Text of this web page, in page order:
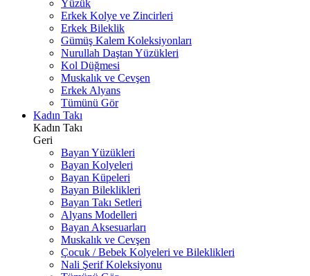
Yüzük
Erkek Kolye ve Zincirleri
Erkek Bileklik
Gümüş Kalem Koleksiyonları
Nurullah Daştan Yüzükleri
Kol Düğmesi
Muskalık ve Cevşen
Erkek Alyans
Tümünü Gör
Kadın Takı
Kadın Takı
Geri
Bayan Yüzükleri
Bayan Kolyeleri
Bayan Küpeleri
Bayan Bileklikleri
Bayan Takı Setleri
Alyans Modelleri
Bayan Aksesuarları
Muskalık ve Cevşen
Çocuk / Bebek Kolyeleri ve Bileklikleri
Nali Şerif Koleksiyonu